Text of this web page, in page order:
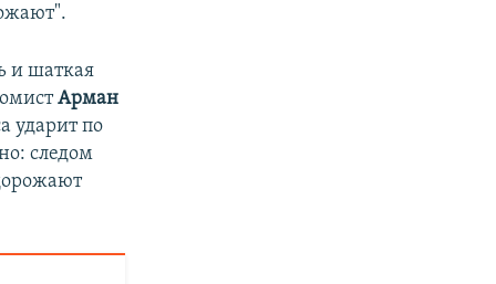
1080p
и шаткая
Арман
ударит по
следом